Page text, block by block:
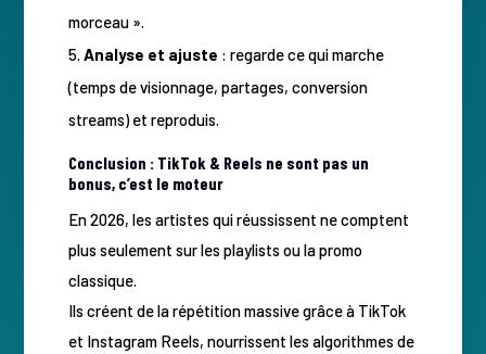
morceau ».
Analyse et ajuste : regarde ce qui marche
(temps de visionnage, partages, conversion
streams) et reproduis.
Conclusion : TikTok & Reels ne sont pas un
bonus, c’est le moteur
En 2026, les artistes qui réussissent ne comptent
plus seulement sur les playlists ou la promo
classique.
Ils créent de la répétition massive grâce à TikTok
et Instagram Reels, nourrissent les algorithmes de